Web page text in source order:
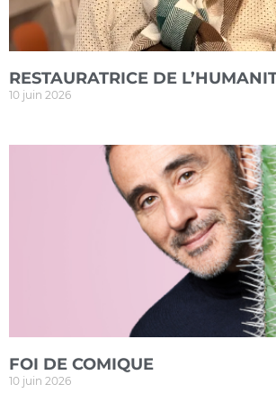
RESTAURATRICE DE
10 juin 2026
FOI DE COMIQUE
10 juin 2026